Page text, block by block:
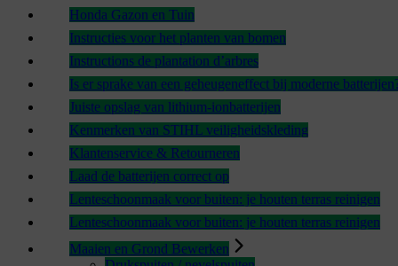
Honda Gazon en Tuin
Instructies voor het planten van bomen
Instructions de plantation d’arbres
Is er sprake van een geheugeneffect bij moderne
Juiste opslag van lithium-ionbatterijen
Kenmerken van STIHL veiligheidskleding
Klantenservice & Retourneren
Laad de batterijen correct op
Lenteschoonmaak voor buiten: je houten terras reinigen
Lenteschoonmaak voor buiten: je houten terras reinigen
Maaien en Grond Bewerken